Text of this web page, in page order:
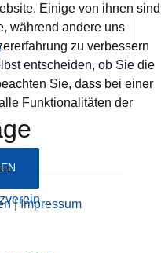
Einige von ihnen sind
während andere uns
zu verbessern
entscheiden, ob Sie die
Sie, dass bei einer
Funktionalitäten der
|Impressum